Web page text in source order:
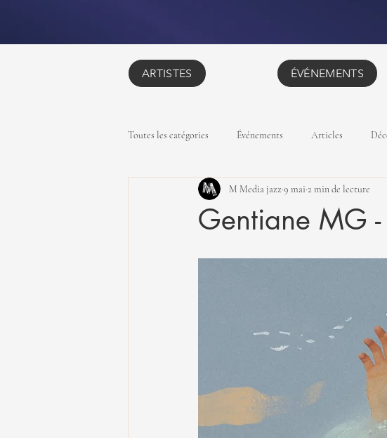
ARTISTES ÉVÉNEMENTS
Toutes les catégories Événements Articles
Gentiane MG
M Media jazz 9 mai 2 min de lecture